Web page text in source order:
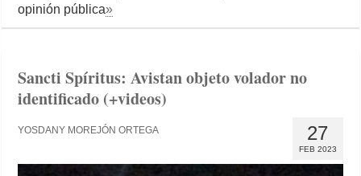
opinión pública»
Sancti Spíritus: Avistan objeto volador no
identificado (+videos)
27
FEB 2023
YOSDANY MOREJÓN ORTEGA